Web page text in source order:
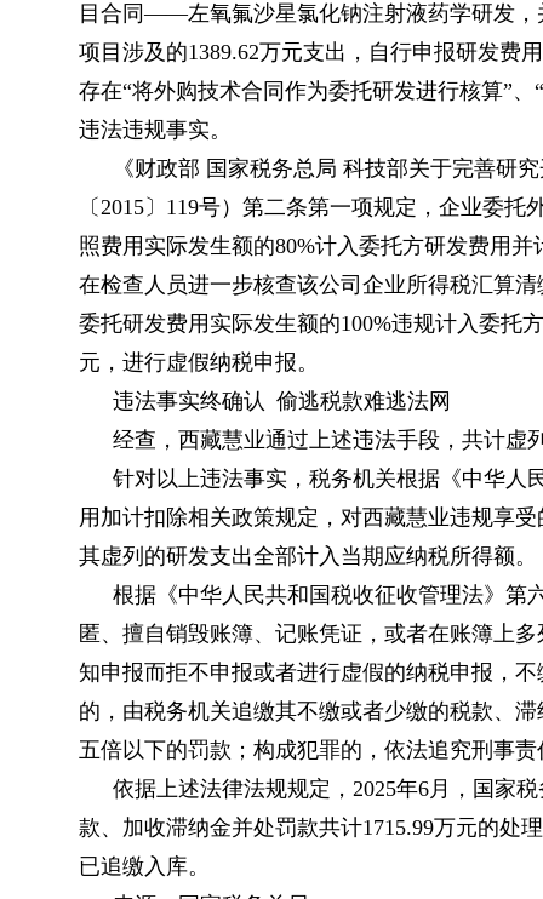
目合同——左氧氟沙星氯化钠注射液药学研发
项目涉及的1389.62万元支出，自行申报研发费
存在“将外购技术合同作为委托研发进行核算”
违法违规事实。
《财政部 国家税务总局 科技部关于完善研
〔2015〕119号）第二条第一项规定，企业委
照费用实际发生额的80%计入委托方研发费用
在检查人员进一步核查该公司企业所得税汇算
委托研发费用实际发生额的100%违规计入委托
元，进行虚假纳税申报。
违法事实终确认 偷逃税款难逃法网
经查，西藏慧业通过上述违法手段，共计虚
针对以上违法事实，税务机关根据《中华人
用加计扣除相关政策规定，对西藏慧业违规享
其虚列的研发支出全部计入当期应纳税所得额。
根据《中华人民共和国税收征收管理法》第
匿、擅自销毁账簿、记账凭证，或者在账簿上
知申报而拒不申报或者进行虚假的纳税申报，
的，由税务机关追缴其不缴或者少缴的税款、
五倍以下的罚款；构成犯罪的，依法追究刑事责
依据上述法律法规规定，2025年6月，国家
款、加收滞纳金并处罚款共计1715.99万元的处
已追缴入库。